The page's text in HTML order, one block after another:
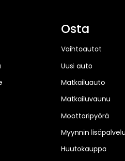
Osta
Vaihtoautot
Uusi auto
Matkailuauto
Matkailuvaunu
Moottoripyörä
Myynnin
Huutokauppa